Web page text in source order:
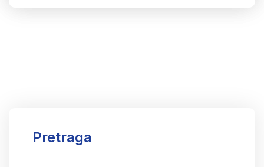
Pretraga